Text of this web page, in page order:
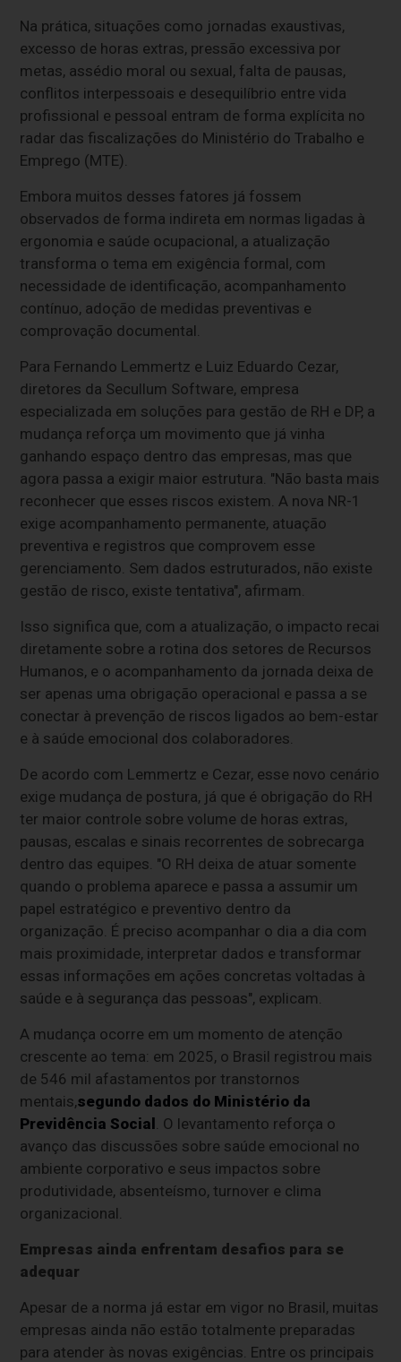
Na prática, situações como jornadas exaustivas,
excesso de horas extras, pressão excessiva por
metas, assédio moral ou sexual, falta de pausas,
conflitos interpessoais e desequilíbrio entre vida
profissional e pessoal entram de forma explícita no
radar das fiscalizações do Ministério do Trabalho e
Emprego (MTE).
Embora muitos desses fatores já fossem
observados de forma indireta em normas ligadas à
ergonomia e saúde ocupacional, a atualização
transforma o tema em exigência formal, com
necessidade de identificação, acompanhamento
contínuo, adoção de medidas preventivas e
comprovação documental.
Para Fernando Lemmertz e Luiz Eduardo Cezar,
diretores da Secullum Software, empresa
especializada em soluções para gestão de RH e DP, a
mudança reforça um movimento que já vinha
ganhando espaço dentro das empresas, mas que
agora passa a exigir maior estrutura. "Não basta mais
reconhecer que esses riscos existem. A nova NR-1
exige acompanhamento permanente, atuação
preventiva e registros que comprovem esse
gerenciamento. Sem dados estruturados, não existe
gestão de risco, existe tentativa", afirmam.
Isso significa que, com a atualização, o impacto recai
diretamente sobre a rotina dos setores de Recursos
Humanos, e o acompanhamento da jornada deixa de
ser apenas uma obrigação operacional e passa a se
conectar à prevenção de riscos ligados ao bem-estar
e à saúde emocional dos colaboradores.
De acordo com Lemmertz e Cezar, esse novo cenário
exige mudança de postura, já que é obrigação do RH
ter maior controle sobre volume de horas extras,
pausas, escalas e sinais recorrentes de sobrecarga
dentro das equipes. "O RH deixa de atuar somente
quando o problema aparece e passa a assumir um
papel estratégico e preventivo dentro da
organização. É preciso acompanhar o dia a dia com
mais proximidade, interpretar dados e transformar
essas informações em ações concretas voltadas à
saúde e à segurança das pessoas", explicam.
A mudança ocorre em um momento de atenção
crescente ao tema: em 2025, o Brasil registrou mais
de 546 mil afastamentos por transtornos
mentais,segundo dados do Ministério da
Previdência Social . O levantamento reforça o
avanço das discussões sobre saúde emocional no
ambiente corporativo e seus impactos sobre
produtividade, absenteísmo, turnover e clima
organizacional.
Empresas ainda enfrentam desafios para se
adequar
Apesar de a norma já estar em vigor no Brasil, muitas
empresas ainda não estão totalmente preparadas
para atender às novas exigências. Entre os principais